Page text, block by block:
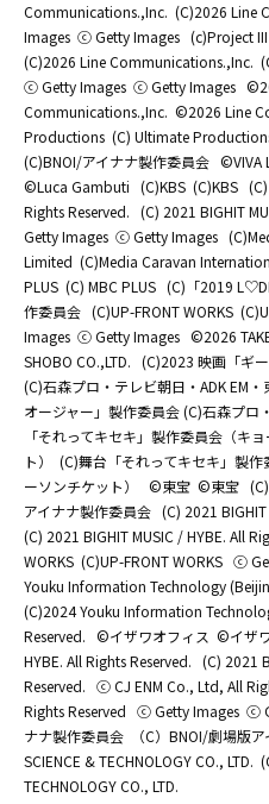
Communications.,Inc. (C)2026 Line
Images ⓒ Getty Images (c)Project III
(C)2026 Line Communications.,Inc.
ⓒ Getty Images ⓒ Getty Images
Communications.,Inc. ©2026 Line
Productions (C) Ultimate
(C)BNOI/アイナナ製作委員会 ©️VIVA
©Luca Gambuti (C)KBS (C)KBS
Rights Reserved. (C) 2021 BIGHIT
Getty Images ⓒ Getty Images
Limited (C)Media Caravan
PLUS (C) MBC PLUS (C)「2019
作委員会 (C)UP-FRONT WORKS
Images ⓒ Getty Images ©2026
SHOBO CO.,LTD. (C)2023 映画「ギ
(C)石森プロ・テレビ朝日・ADK EM・
オージャー」製作委員会 (C)石森プロ
「それってキセキ」製作委員会（キ
ト）
(C)舞台「それってキセキ」製
ーソンチケット）
©東宝 ©東宝
アイナナ製作委員会 (C) 2021
(C) 2021 BIGHIT MUSIC / HYBE. All
WORKS (C)UP-FRONT WORKS ⓒ
Youku Information Technology
(C)2024 Youku Information
Reserved. ©イザワオフィス ©イザ
HYBE. All Rights Reserved. (C) 2021
Reserved. ⓒ CJ ENM Co., Ltd, All
Rights Reserved ⓒ Getty Images ⓒ
ナナ製作委員会
（C）BNOI/劇場版
SCIENCE & TECHNOLOGY CO., LTD.
TECHNOLOGY CO., LTD.